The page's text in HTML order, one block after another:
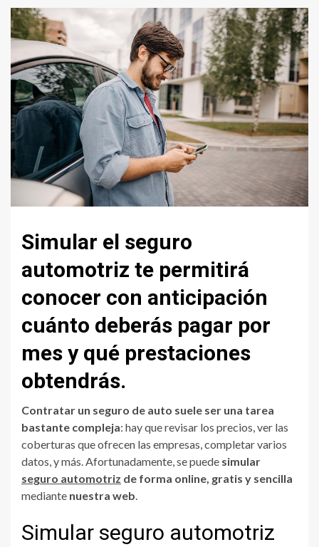
Simular el seguro
automotriz te permitirá
conocer con anticipación
cuánto deberás pagar por
mes y qué prestaciones
obtendrás.
Contratar un seguro de auto suele ser una tarea
bastante compleja: hay que revisar los precios, ver las
coberturas que ofrecen las empresas, completar varios
datos, y más. Afortunadamente, se puede simular
seguro automotriz de forma online, gratis y sencilla
mediante nuestra web.
Simular seguro automotriz